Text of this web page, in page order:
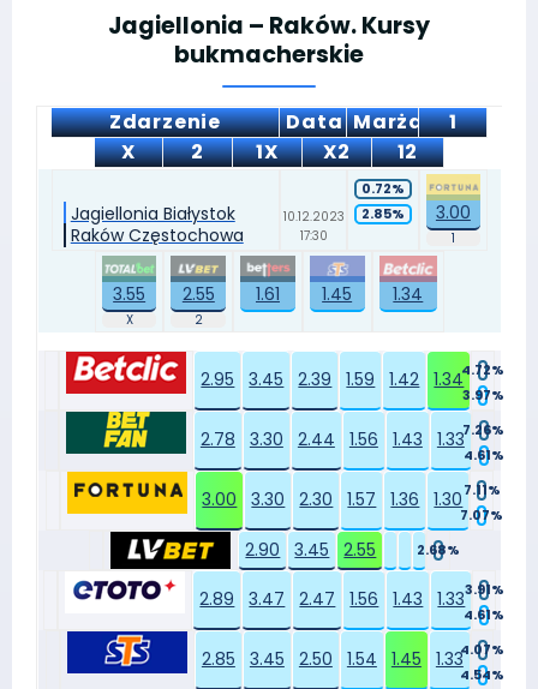
Jagiellonia – Raków. Kursy
bukmacherskie
Zdarzenie Data
1
X
2 1X X2 12
Marża
Jagiellonia Białystok
Raków Częstochowa
10.12.2023
17:30
3.00
3.55 2.55 1.61 1.45 1.34
0.72%
2.85%
2.95 3.45 2.39 1.59 1.42 1.344.72%
3.97%
2.78 3.30 2.44 1.56 1.43 1.337.26%
4.61%
3.00 3.30 2.30 1.57 1.36 1.307.11%
7.07%
2.90 3.45 2.55 2.68%
2.89 3.47 2.47 1.56 1.43 1.333.91%
4.61%
2.85 3.45 2.50 1.54 1.45 1.334.07%
4.54%